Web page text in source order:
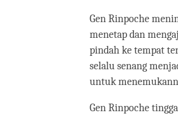
Gen Rinpoche
menetap dan
pindah ke tempat
selalu senang
untuk
Gen Rinpoche